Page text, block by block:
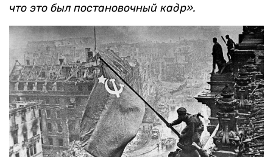
что это был постановочный кадр».